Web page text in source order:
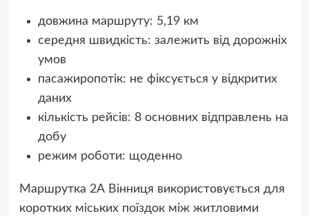
довжина маршруту: 5,19 км
середня швидкість: залежить від дорожніх
умов
пасажиропотік: не фіксується у відкритих
даних
кількість рейсів: 8 основних відправлень на
добу
режим роботи: щоденно
Маршрутка 2А Вінниця використовується для
коротких міських поїздок між житловими